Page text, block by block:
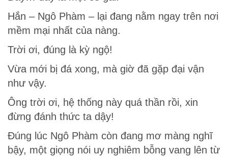
Hắn – Ngô Phàm – lại đang nằm ngay trên nơi
mềm mại nhất của nàng.
Trời ơi, đúng là kỳ ngộ!
Vừa mới bị đá xong, mà giờ đã gặp đại vận
như vậy.
Ông trời ơi, hệ thống này quá thần rồi, xin
đừng đánh thức ta dậy!
Đúng lúc Ngô Phàm còn đang mơ màng nghĩ
bậy, một giọng nói uy nghiêm bỗng vang lên từ